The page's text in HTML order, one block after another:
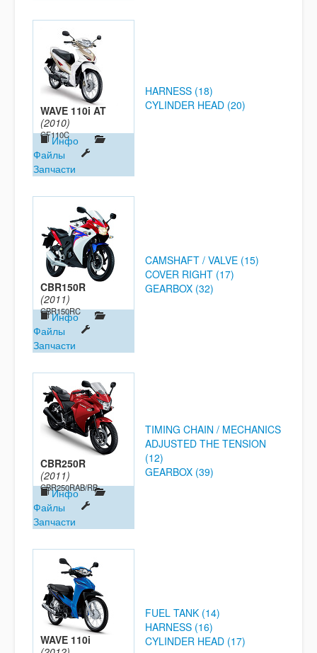
WAVE 110i AT
(2010)
CF110C
Инфо
Файлы
Запчасти
HARNESS (18)
CYLINDER HEAD (20)
CBR150R
(2011)
CBR150RC
Инфо
Файлы
Запчасти
CAMSHAFT / VALVE (15)
COVER RIGHT (17)
GEARBOX (32)
CBR250R
(2011)
CBR250RAB/RB
Инфо
Файлы
Запчасти
TIMING CHAIN / MECHANICS
ADJUSTED THE TENSION
(12)
GEARBOX (39)
WAVE 110i
FUEL TANK (14)
HARNESS (16)
CYLINDER HEAD (17)